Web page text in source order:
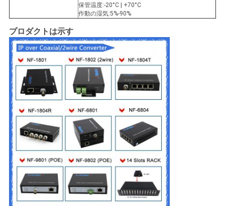
シ
ー
ポ
リ
シ
ー
保管温度:-20°C | +70°C
作動の湿気:5%-90%
プロダクトは示す